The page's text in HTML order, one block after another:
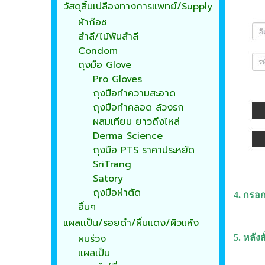
4. กรอ
5. หลัง
วัสดุสิ้นเปลืองทางการแพทย์/Supply
ผ้าก๊อซ
สำลี/ไม้พันสำลี
Condom
ถุงมือ Glove
Pro Gloves
ถุงมือทำความสะอาด
ถุงมือทำคลอด ล้วงรก
ผสมเทียม ยาวถึงไหล่
Derma Science
ถุงมือ PTS ราคาประหยัด
SriTrang
Satory
ถุงมือผ่าตัด
อื่นๆ
แผลเเป็น/รอยดำ/ผื่นแดง/ผิวแห้ง
ผมร่วง
แผลเป็น